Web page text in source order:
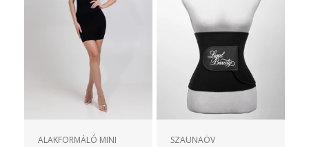
ALAKFORMÁLÓ MINI
SZAUNAÖV